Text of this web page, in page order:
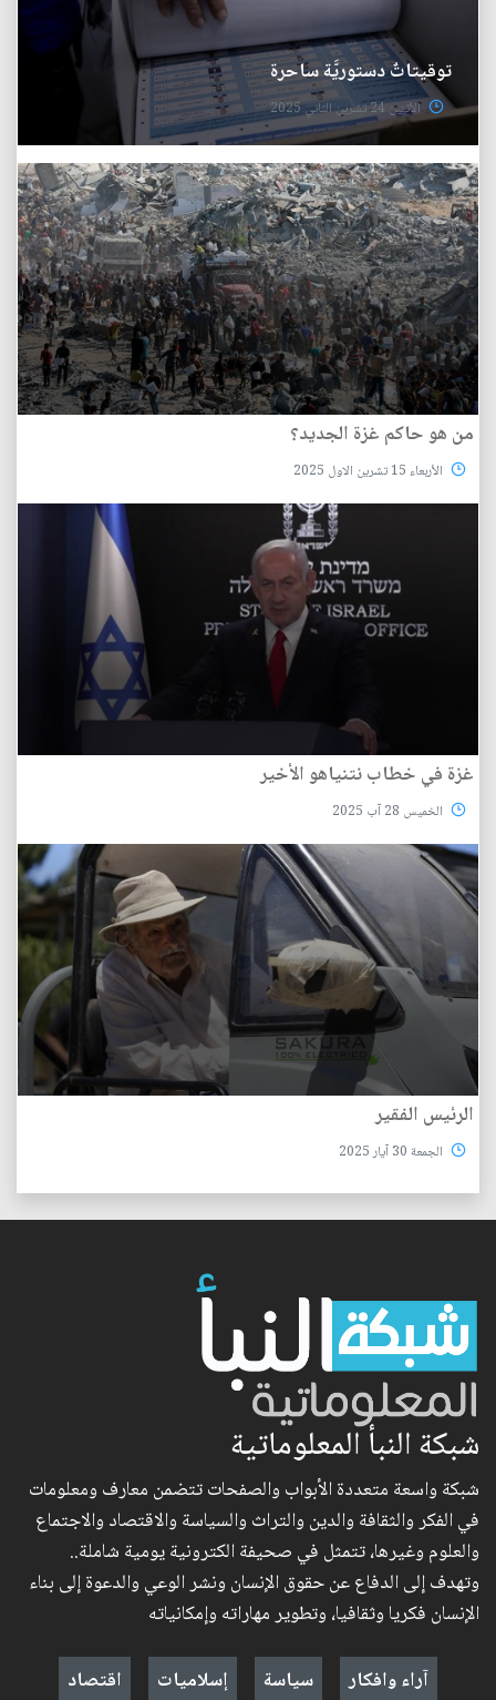
توقيتاتٌ دستوريَّة ساحرة
الأثنين 24 تشرين الثاني 2025
من هو حاكم غزة الجديد؟
الأربعاء 15 تشرين الاول 2025
غزة في خطاب نتنياهو الأخير
الخميس 28 آب 2025
الرئيس الفقير
الجمعة 30 آيار 2025
شبكة النبأ المعلوماتية
شبكة واسعة متعددة الأبواب والصفحات تتضمن معارف ومعلومات
في الفكر والثقافة والدين والتراث والسياسة والاقتصاد والاجتماع
والعلوم وغيرها، تتمثل في صحيفة الكترونية يومية شاملة..
وتهدف إلى الدفاع عن حقوق الإنسان ونشر الوعي والدعوة إلى بناء
الإنسان فكريا وثقافيا، وتطوير مهاراته وإمكانياته
آراء وافكار
سياسة إسلاميات اقتصاد